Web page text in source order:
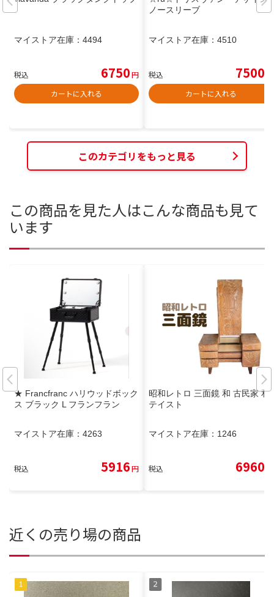
マイストア在庫： 4494
税込 6750円
カートに入れる
ノースリーブ
マイストア在庫： 4510
税込 7500
カートに入れる
このカテゴリをもっと見る
この商品を見た人はこんな商品も見て
います
★ Francfranc ハリウッドボック
ス ブラック L フランフラン
マイストア在庫： 4263
税込 5916円
昭和レトロ 三面鏡 和 古民家 和
テイスト
マイストア在庫： 1246
税込 6960
近くの売り場の商品